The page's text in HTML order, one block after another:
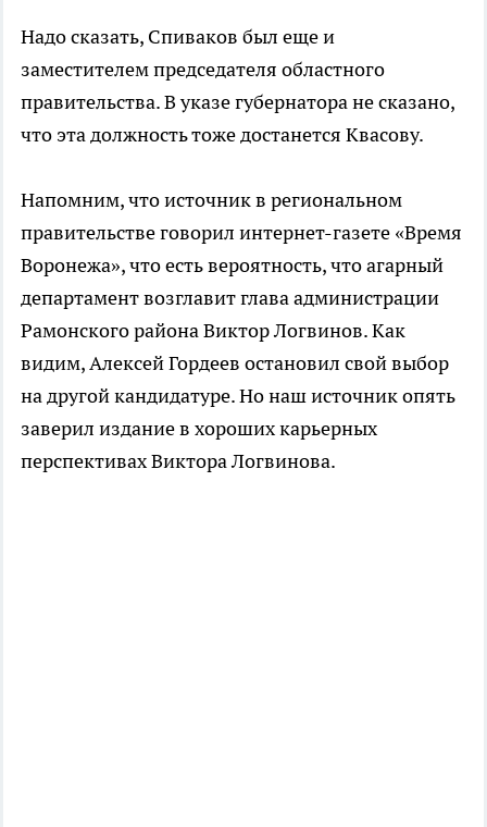
Надо сказать, Спиваков был еще и
заместителем председателя областного
правительства. В указе губернатора не сказано,
что эта должность тоже достанется Квасову.
Напомним, что источник в региональном
правительстве говорил интернет-газете «Время
Воронежа», что есть вероятность, что агарный
департамент возглавит глава администрации
Рамонского района Виктор Логвинов. Как
видим, Алексей Гордеев остановил свой выбор
на другой кандидатуре. Но наш источник опять
заверил издание в хороших карьерных
перспективах Виктора Логвинова.